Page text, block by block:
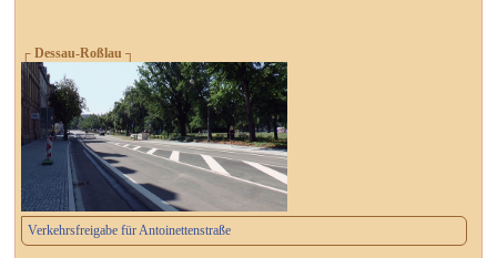
┌ Dessau-Roßlau ┐
Verkehrsfreigabe für Antoinettenstraße